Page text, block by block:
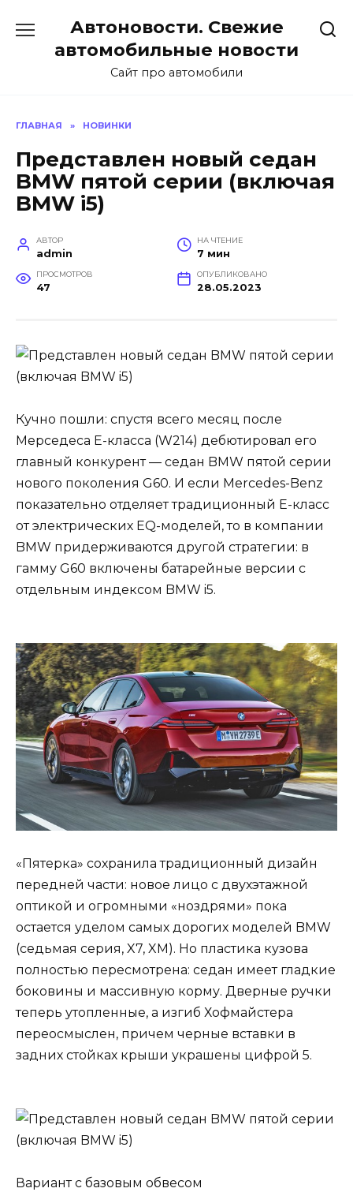
содержанию
Автоновости. Свежие
автомобильные новости
Сайт про автомобили
ГЛАВНАЯ » НОВИНКИ
Представлен новый седан
BMW пятой серии (включая
BMW i5)
АВТОР
admin
НА ЧТЕНИЕ
7 мин
ПРОСМОТРОВ
47
ОПУБЛИКОВАНО
28.05.2023
Кучно пошли: спустя всего месяц после
Мерседеса E-класса (W214) дебютировал его
главный конкурент — седан BMW пятой серии
нового поколения G60. И если Mercedes-Benz
показательно отделяет традиционный E-класс
от электрических EQ-моделей, то в компании
BMW придерживаются другой стратегии: в
гамму G60 включены батарейные версии с
отдельным индексом BMW i5.
«Пятерка» сохранила традиционный дизайн
передней части: новое лицо с двухэтажной
оптикой и огромными «ноздрями» пока
остается уделом самых дорогих моделей BMW
(седьмая серия, X7, XM). Но пластика кузова
полностью пересмотрена: седан имеет гладкие
боковины и массивную корму. Дверные ручки
теперь утопленные, а изгиб Хофмайстера
переосмыслен, причем черные вставки в
задних стойках крыши украшены цифрой 5.
Вариант с базовым обвесом